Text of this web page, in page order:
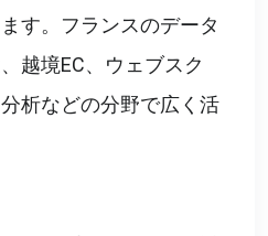
す。フランスのデータ
越境EC、ウェブスク
析などの分野で広く活